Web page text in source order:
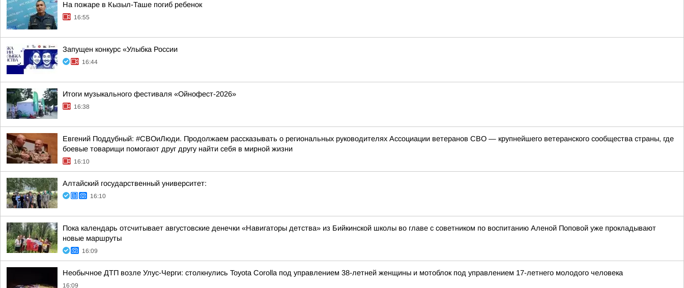
На пожаре в Кызыл-Таше погиб ребенок
16:55
Запущен конкурс «Улыбка России
16:44
Итоги музыкального фестиваля «Ойнофест-2026»
16:38
Евгений Поддубный: #СВОиЛюди. Продолжаем рассказывать о региональных руководителях Ассоциации ветеранов СВО — крупнейшего ветеранского сообщества страны, где
боевые товарищи помогают друг другу найти себя в мирной жизни
16:10
Алтайский государственный университет:
16:10
Пока календарь отсчитывает августовские денечки «Навигаторы детства» из Бийкинской школы во главе с советником по воспитанию Аленой Поповой уже прокладывают
новые маршруты
16:09
Необычное ДТП возле Улус-Черги: столкнулись Toyota Corolla под управлением 38-летней женщины и мотоблок под управлением 17-летнего молодого человека
16:09